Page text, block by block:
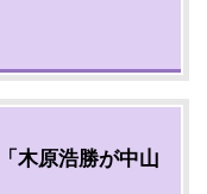
木原浩勝が中山